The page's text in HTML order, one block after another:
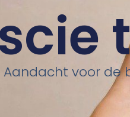
Aandacht voor de